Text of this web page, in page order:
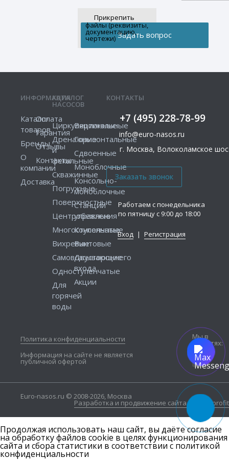
Прикрепить
файлы (реквизиты,
документацию,
чертежи)
КОНТАКТЫ
+7 (495) 228-78-99
info@euro-nasos.ru
г. Москва, Волоколамское
Работаем с понедельника
по пятницу с 9:00 до 18:00
Вход | Регистрация
ИНФОРМАЦИЯ
Каталог
товаров
Бренды
О
компании
Доставка
Оплата
Гарантия
Отзывы
Контакты
КАТАЛОГ
НАСОСОВ
Циркуляционные
Дренажные
и
фекальные
Скважинные
Погружные
Поверхностные
Центробежные
Многоступенчатые
Вихревые
Самовсасывающие
Одноступенчатые
Для
горячей
воды
Вертикальные
Горизонтальные
Сдвоенные
Моноблочные
Консольно-
моноблочные
Станции
управления
Консольные
Винтовые
Двустороннего
входа
Акции
Политика конфиденциальности
Информация на сайте не является
публичной офертой
Мы в
соцсетях:
Euro-nasos.ru © 2008-2026, Москва
Разработка и продвижение сайта — Seo4profit
Продолжая использовать наш сайт, вы даёте согласие
на обработку файлов cookie в целях функционирования
сайта и сбора статистики в соответствии с политикой
конфиденциальности